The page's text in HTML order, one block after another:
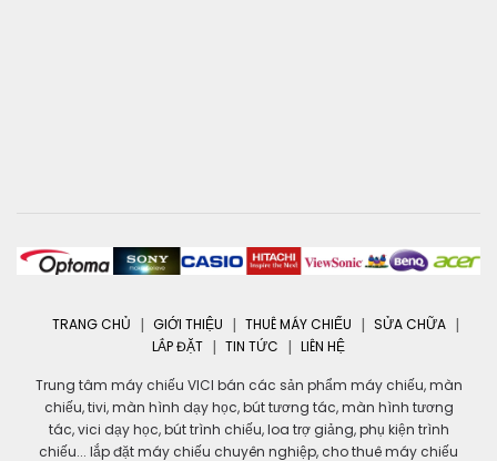
TRANG CHỦ GIỚI THIỆU THUÊ MÁY CHIẾU
SỬA CHỮA
LẮP ĐẶT
TIN TỨC LIÊN HỆ
Trung tâm máy chiếu VICI bán các sản phẩm máy chiếu, màn
chiếu, tivi, màn hình dạy học, bút tương tác, màn hình tương
tác, vici dạy học, bút trình chiếu, loa trợ giảng, phụ kiện trình
chiếu... lắp đặt máy chiếu chuyên nghiệp, cho thuê máy chiếu